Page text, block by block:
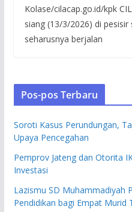
Kolase/cilacap.go.id/kpk
siang (13/3/2026) di pesisir
seharusnya berjalan
Pos-pos Terbaru
Soroti Kasus Perundungan,
Upaya Pencegahan
Pemprov Jateng dan Otorita
Investasi
Lazismu SD Muhammadiyah
Pendidikan bagi Empat Murid